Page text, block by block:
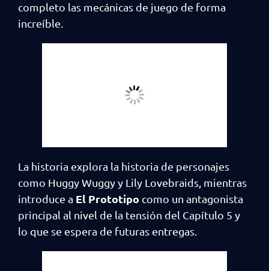
completo las mecánicas de juego de forma
increíble.
La historia explora la historia de personajes
como Huggy Wuggy y Lily Lovebraids, mientras
introduce a El Prototipo como un antagonista
principal al nivel de la tensión del Capítulo 5 y
lo que se espera de futuras entregas.